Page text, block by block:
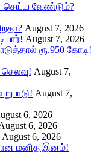
செய்ய வேண்டும்?
August 7, 2026
August 7, 2026
ரூ.950 கோடி!
August 7,
August 7,
6, 2026
6, 2026
August 6, 2026
மனித இனம்!